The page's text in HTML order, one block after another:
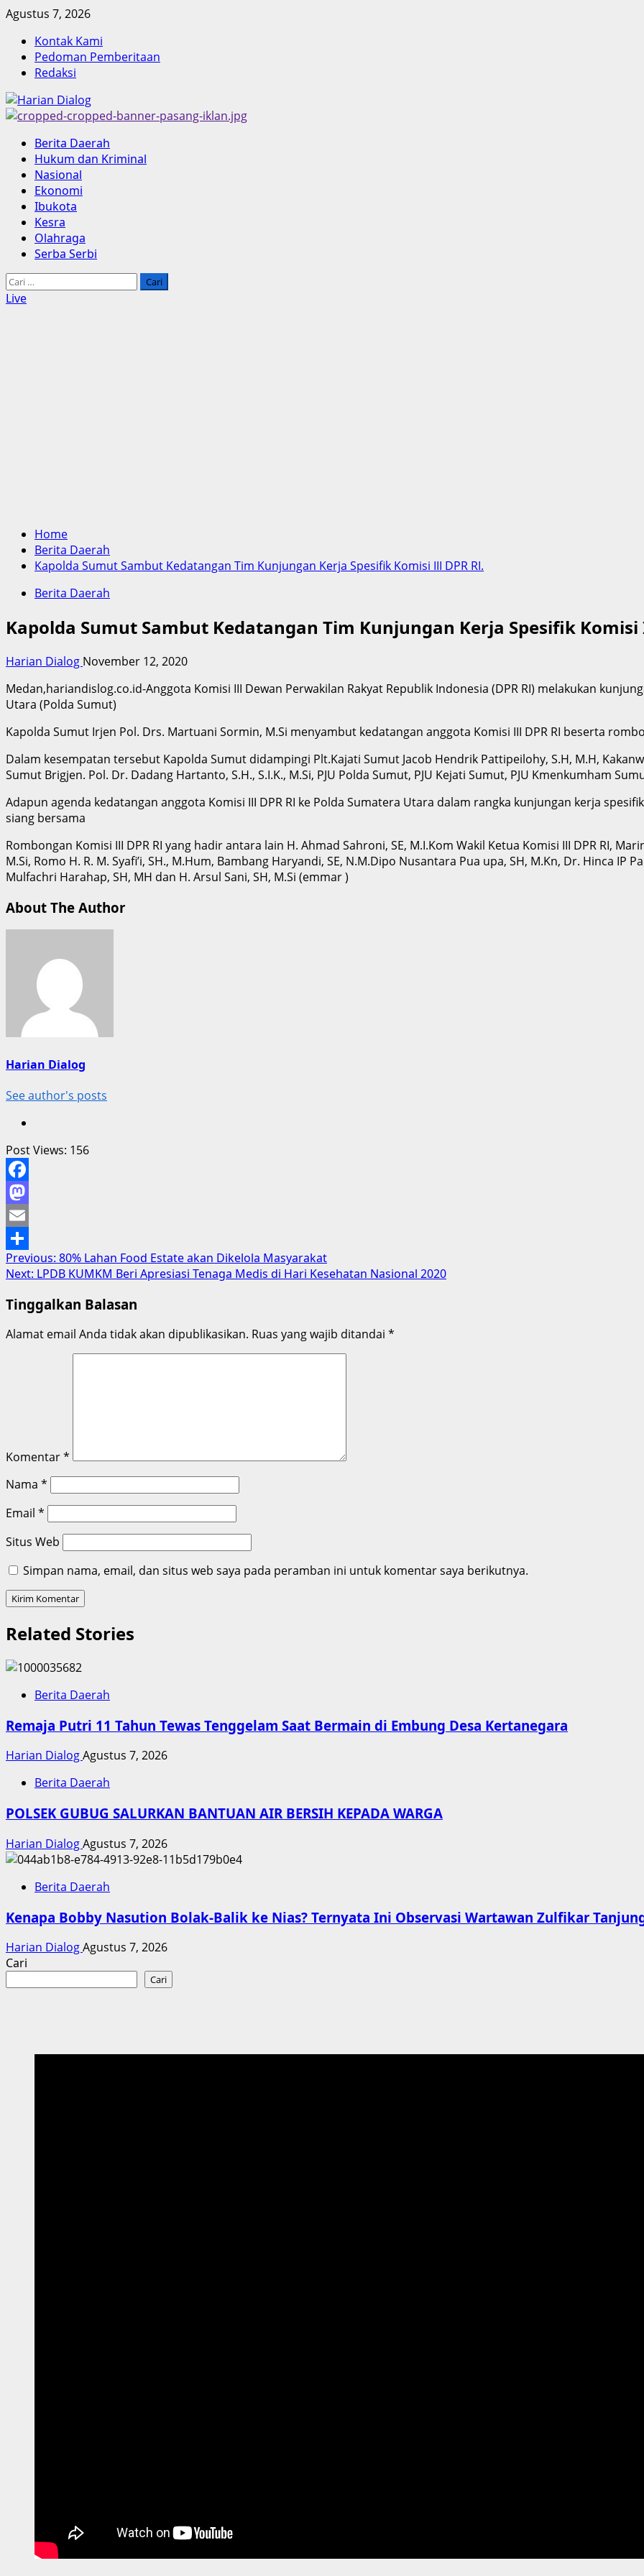
Skip
content
Agustus 7, 2026
Kontak Kami
Pedoman Pemberitaan
Redaksi
Primary
Menu
Berita Daerah
Hukum dan Kriminal
Nasional
Ekonomi
Ibukota
Kesra
Olahraga
Serba Serbi
Cari
untuk:
Live
Home
Berita Daerah
Kapolda Sumut Sambut Kedatangan Tim Kunjungan Kerja Spesifik Komisi III DPR RI.
Berita Daerah
Kapolda Sumut Sambut Kedatangan Tim Kunjungan Kerja Spesifik Komisi
Harian Dialog November 12, 2020
Medan,hariandislog.co.id-Anggota Komisi III Dewan Perwakilan Rakyat Republik Indonesia (DPR RI) melakukan
Utara (Polda Sumut)
Kapolda Sumut Irjen Pol. Drs. Martuani Sormin, M.Si menyambut kedatangan anggota Komisi III DPR RI beserta
Dalam kesempatan tersebut Kapolda Sumut didampingi Plt.Kajati Sumut Jacob Hendrik Pattipeilohy, S.H, M.H,
Sumut Brigjen. Pol. Dr. Dadang Hartanto, S.H., S.I.K., M.Si, PJU Polda Sumut, PJU Kejati Sumut, PJU Kmenkumham
Adapun agenda kedatangan anggota Komisi III DPR RI ke Polda Sumatera Utara dalam rangka kunjungan kerja
siang bersama
Rombongan Komisi III DPR RI yang hadir antara lain H. Ahmad Sahroni, SE, M.I.Kom Wakil Ketua Komisi III DPR RI,
M.Si, Romo H. R. M. Syafi’i, SH., M.Hum, Bambang Haryandi, SE, N.M.Dipo Nusantara Pua upa, SH, M.Kn, Dr. Hinca IP
Mulfachri Harahap, SH, MH dan H. Arsul Sani, SH, M.Si (emmar )
About The Author
Harian Dialog
See author's posts
Post Views: 156
Facebook
Mastodon
Email
Share
Post
navigation
Previous: 80% Lahan Food Estate akan Dikelola Masyarakat
Next: LPDB KUMKM Beri Apresiasi Tenaga Medis di Hari Kesehatan Nasional 2020
Tinggalkan Balasan
Alamat email Anda tidak akan dipublikasikan. Ruas yang wajib ditandai *
Komentar*
Nama *
Email *
Situs Web
Simpan nama, email, dan situs web saya pada peramban ini untuk komentar saya berikutnya.
Related Stories
Berita Daerah
Remaja Putri 11 Tahun Tewas Tenggelam Saat Bermain di Embung Desa Kertanegara
Harian DialogAgustus 7, 2026
Berita Daerah
POLSEK GUBUG SALURKAN BANTUAN AIR BERSIH KEPADA WARGA
Harian DialogAgustus 7, 2026
Berita Daerah
Kenapa Bobby Nasution Bolak-Balik ke Nias? Ternyata Ini Observasi Wartawan Zulfikar
Harian DialogAgustus 7, 2026
Cari
Cari